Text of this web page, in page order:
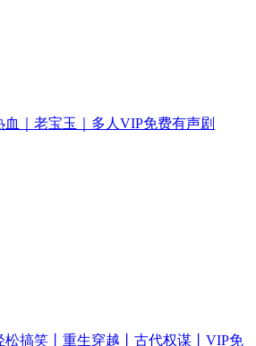
｜老宝玉｜多人VIP免费有声剧
搞笑丨重生穿越丨古代权谋丨VIP免